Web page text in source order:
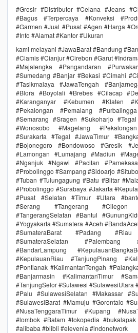
#Grosir #Distributor #Celana #Jeans
#Bagus #Terpercaya #Konveksi
#Garmen #Jual #Pusat #Agen #Harga
#Info #Alamat #Kantor #Ukuran
kami melayani #JawaBarat #Bandung
#Ciamis #Cianjur #Cirebon #Garut
#Majalengka #Pangandaran
#Sumedang #Banjar #Bekasi #Cimahi
#Tasikmalaya #JawaTengah
#Blora #Boyolali #Brebes #Cilacap
#Karanganyar #Kebumen #Klaten
#Pekalongan #Pemalang
#Semarang #Sragen #Sukoharjo
#Wonosobo #Magelang
#Surakarta #Tegal #JawaTimur
#Bojonegoro #Bondowoso #Gresik
#Lamongan #Lumajang #Madiun
#Nganjuk #Ngawi #Pacitan
#Probolinggo #Sampang #Sidoarjo
#Tuban #Tulungagung #Batu #Blitar
#Probolinggo #Surabaya #Jakarta
#Pusat #Selatan #Timur #Utara
#Serang #Tangerang #Cilegon
#TangerangSelatan #Bantul
#Yogyakarta #Sumatera #Aceh
#SumateraBarat #Padang
#SumateraSelatan #Palembang
#BandarLampung
#KepulauanRiau #TanjungPinang
#Pontianak #KalimantanTengah
#Banjarmasin #KalimantanTimur
#TanjungSelor #Sulawesi #SulawesiUtara
#Palu #SulawesiSelatan #Makassar
#SulawesiBarat #Mamuju #Gorontalo
#NusaTenggaraTimur #Kupang
#lombok #Batam #tokopedia
#alibaba #blibli #elevenia #indonetwork